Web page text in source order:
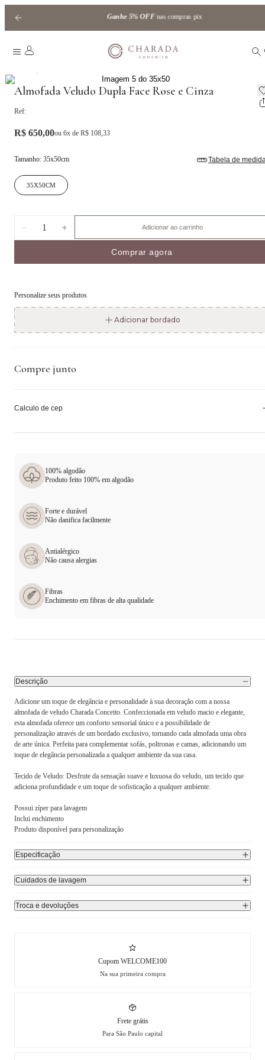
Ganhe 5% OFFnas compras pix
Almofada Veludo Dupla Face Rose e Cinza
Ref:
R$ 650,00ou 6x de R$ 108,33
Tamanho: 35x50cm Tabela de
35X50CM
1 Adicionar ao carrinho
Comprar agora
Personalize seus produtos
Adicionar bordado
Compre junto
Calculo de cep
100% algodão
Produto feito 100% em algodão
Forte e durável
Não danifica facilmente
Antialérgico
Não causa alergias
Fibras
Enchimento em fibras de alta qualidade
Descrição
Adicione um toque de elegância e personalidade à sua decoração com a nossa
almofada de veludo Charada Conceito. Confeccionada em veludo macio e elegante,
esta almofada oferece um conforto sensorial único e a possibilidade de
personalização através de um bordado exclusivo, tornando cada almofada uma obra
de arte única. Perfeita para complementar sofás, poltronas e camas, adicionando um
toque de elegância personalizada a qualquer ambiente da sua casa.
Tecido de Veludo: Desfrute da sensação suave e luxuosa do veludo, um tecido que
adiciona profundidade e um toque de sofisticação a qualquer ambiente.
Possui zíper para lavagem
Inclui enchimento
Produto disponível para personalização
Especificação
Cuidados de lavagem
Troca e devoluções
Cupom WELCOME100
Na sua primeira compra
Frete grátis
Para São Paulo capital